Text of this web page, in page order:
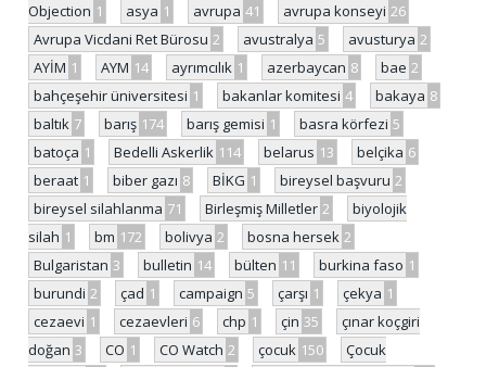
Objection 1 asya 1 avrupa 41 avrupa konseyi 26
Avrupa Vicdani Ret Bürosu 2 avustralya 5 avusturya 2
AYİM 1 AYM 14 ayrımcılık 1 azerbaycan 8 bae 2
bahçeşehir üniversitesi 1 bakanlar komitesi 4 bakaya 8
baltık 7 barış 174 barış gemisi 1 basra körfezi 5
batoça 1 Bedelli Askerlik 114 belarus 13 belçika 6
beraat 1 biber gazı 8 BİKG 1 bireysel başvuru 2
bireysel silahlanma 71 Birleşmiş Milletler 2
biyolojik
silah 1 bm 172 bolivya 2 bosna hersek 2
Bulgaristan 3 bulletin 14 bülten 11 burkina faso 1
burundi 2 çad 1 campaign 5 çarşı 1 çekya 1
cezaevi 1 cezaevleri 6 chp 1 çin 35
çınar koçgiri
doğan 3 CO 1 CO Watch 2 çocuk 150
Çocuk